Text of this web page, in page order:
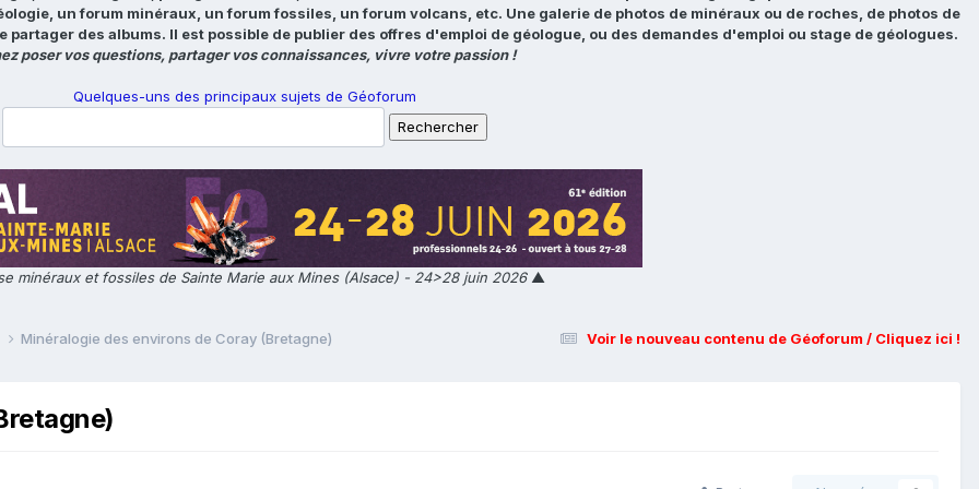
un forum minéraux, un forum fossiles, un forum volcans, etc. Une galerie de photos de minéraux ou de roches, de photos de
des albums. Il est possible de publier des offres d'emploi de géologue, ou des demandes d'emploi ou stage de géologues.
poser vos questions, partager vos connaissances, vivre votre passion !
Quelques-uns des principaux sujets de Géoforum
minéraux et fossiles de Sainte Marie aux Mines (Alsace) - 24>28 juin 2026▲
Voir le nouveau contenu de Géoforum / Cliquez ici !
Minéralogie des environs de Coray (Bretagne)